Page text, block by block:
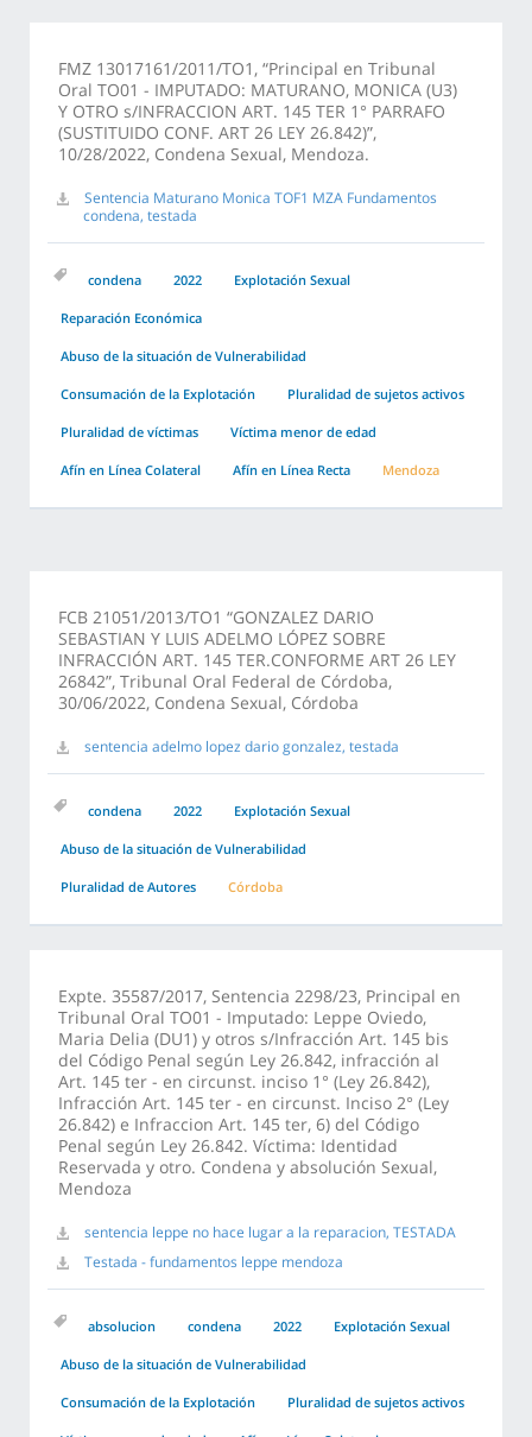
FMZ 13017161/2011/TO1, “Principal en Tribunal
Oral TO01 - IMPUTADO: MATURANO, MONICA (U3)
Y OTRO s/INFRACCION ART. 145 TER 1° PARRAFO
(SUSTITUIDO CONF. ART 26 LEY 26.842)”,
10/28/2022, Condena Sexual, Mendoza.
Sentencia Maturano Monica TOF1 MZA Fundamentos
condena, testada
condena 2022 Explotación Sexual
Reparación Económica
Abuso de la situación de Vulnerabilidad
Consumación de la Explotación Pluralidad de sujetos activos
Pluralidad de víctimas Víctima menor de edad
Afín en Línea Colateral Afín en Línea Recta Mendoza
FCB 21051/2013/TO1 “GONZALEZ DARIO
SEBASTIAN Y LUIS ADELMO LÓPEZ SOBRE
INFRACCIÓN ART. 145 TER.CONFORME ART 26 LEY
26842”, Tribunal Oral Federal de Córdoba,
30/06/2022, Condena Sexual, Córdoba
sentencia adelmo lopez dario gonzalez, testada
condena 2022 Explotación Sexual
Abuso de la situación de Vulnerabilidad
Pluralidad de Autores Córdoba
Expte. 35587/2017, Sentencia 2298/23, Principal en
Tribunal Oral TO01 - Imputado: Leppe Oviedo,
Maria Delia (DU1) y otros s/Infracción Art. 145 bis
del Código Penal según Ley 26.842, infracción al
Art. 145 ter - en circunst. inciso 1° (Ley 26.842),
Infracción Art. 145 ter - en circunst. Inciso 2° (Ley
26.842) e Infraccion Art. 145 ter, 6) del Código
Penal según Ley 26.842. Víctima: Identidad
Reservada y otro. Condena y absolución Sexual,
Mendoza
sentencia leppe no hace lugar a la reparacion, TESTADA
Testada - fundamentos leppe mendoza
absolucion condena 2022 Explotación Sexual
Abuso de la situación de Vulnerabilidad
Consumación de la Explotación Pluralidad de sujetos activos